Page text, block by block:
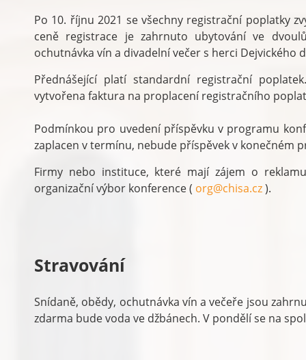
Po 10. říjnu 2021 se všechny registrační poplatky
ceně registrace je zahrnuto ubytování ve
ochutnávka vín a divadelní večer s herci Dejvického
Přednášející platí standardní registrační
vytvořena faktura na proplacení registračního
Podmínkou pro uvedení příspěvku v programu
zaplacen v termínu, nebude příspěvek v konečném
Firmy nebo instituce, které mají zájem o
organizační výbor konference ( org@chisa.cz).
Stravování
Snídaně, obědy, ochutnávka vín a večeře jsou
zdarma bude voda ve džbánech. V pondělí se na